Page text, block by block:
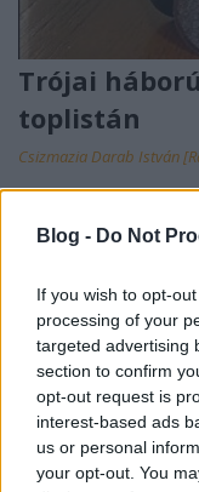
Blog - Do Not
If you wish to opt-
processing of your
targeted advertising
section to confirm
opt-out request is
interest-based ads
us or personal
your opt-out. You
Trójai
toplistán
Csizmazia Darab István
Az ESET minden
terjedő
veszélyeztetik
számítógépeit.
10 károkozó